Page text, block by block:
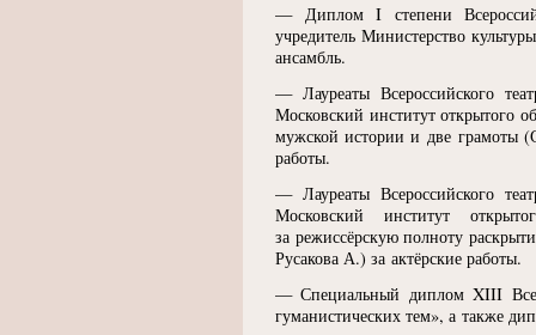
— Диплом I степени
учредитель Министерство
ансамбль.
— Лауреаты Всероссийского
Московский институт открытого
мужской истории и две грамоты (
работы.
— Лауреаты Всероссийского
Московский институт
за режиссёрскую полноту
Русакова А.) за актёрские работы.
— Специальный диплом XIII
гуманистических тем», а также